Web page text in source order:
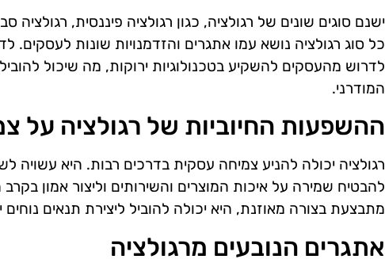
ישנם סוגים שונים של רגולציה, כגון רגולציה פיננסית, רגולציה
כל סוג רגולציה נושא עמו אתגרים והזדמנויות שונות לעסקים.
לדרוש מהעסקים להשקיע בטכנולוגיות ירוקות, מה שיכול
המודרני.
ההשפעות החיוביות של רגולציה על
רגולציה יכולה להניע צמיחה עסקית בדרכים רבות. היא
להבטיח שמירה על איכות המוצרים והשירותים וליצור אמון
מתבצעת בצורה מאוזנת, היא יכולה להוביל ליצירת תנאים
אתגרים הנובעים מרגולציה